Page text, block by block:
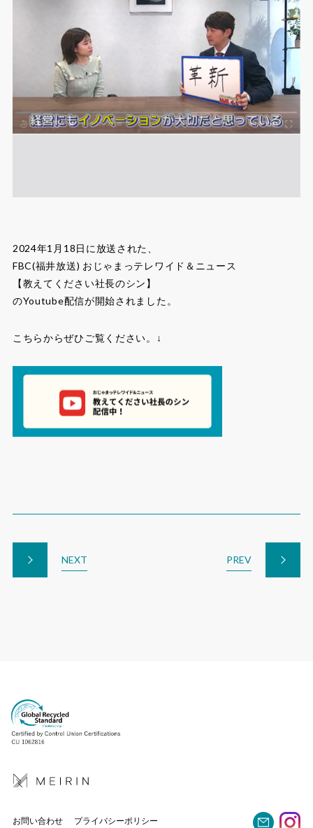
2024年1月18日に放送された、
FBC(福井放送) おじゃまっテレワイド＆ニュース
【教えてください社長のシン】
のYoutube配信が開始されました。
こちらからぜひご覧ください。↓
NEXT PREV
お問い合わせ プライバシーポリシー